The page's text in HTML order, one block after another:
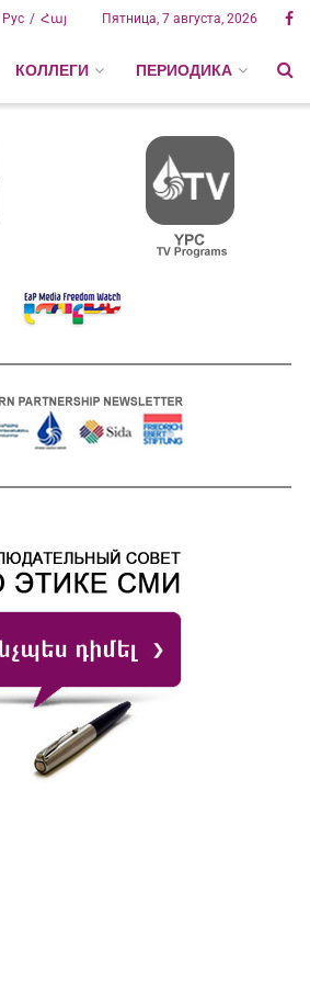
Рус Հայ Пятница, 7 августа, 2026
КОЛЛЕГИ ПЕРИОДИКА